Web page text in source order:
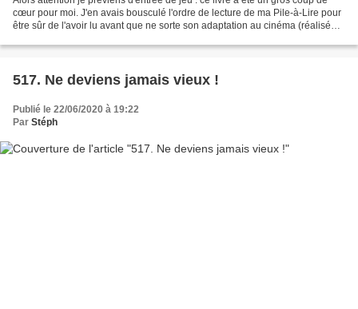
cœur pour moi. J'en avais bousculé l'ordre de lecture de ma Pile-à-Lire pour
être sûr de l'avoir lu avant que ne sorte son adaptation au cinéma (réalisée
517. Ne deviens jamais vieux !
Publié le 22/06/2020 à 19:22
Par Stéph